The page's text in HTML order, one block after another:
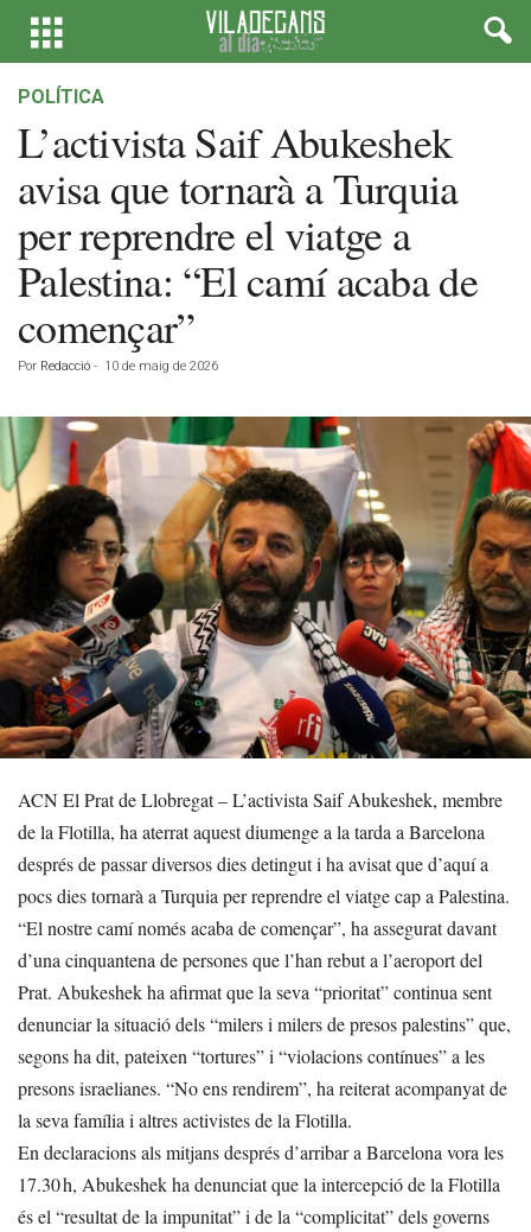
POLÍTICA
L’activista Saif Abukeshek
avisa que tornarà a Turquia
per reprendre el viatge a
Palestina: “El camí acaba de
començar”
Por Redacció - 10 de maig de 2026
ACN El Prat de Llobregat – L’activista Saif Abukeshek, membre
de la Flotilla, ha aterrat aquest diumenge a la tarda a Barcelona
després de passar diversos dies detingut i ha avisat que d’aquí a
pocs dies tornarà a Turquia per reprendre el viatge cap a Palestina.
“El nostre camí només acaba de començar”, ha assegurat davant
d’una cinquantena de persones que l’han rebut a l’aeroport del
Prat. Abukeshek ha afirmat que la seva “prioritat” continua sent
denunciar la situació dels “milers i milers de presos palestins” que,
segons ha dit, pateixen “tortures” i “violacions contínues” a les
presons israelianes. “No ens rendirem”, ha reiterat acompanyat de
la seva família i altres activistes de la Flotilla.
En declaracions als mitjans després d’arribar a Barcelona vora les
17.30 h, Abukeshek ha denunciat que la intercepció de la Flotilla
és el “resultat de la impunitat” i de la “complicitat” dels governs